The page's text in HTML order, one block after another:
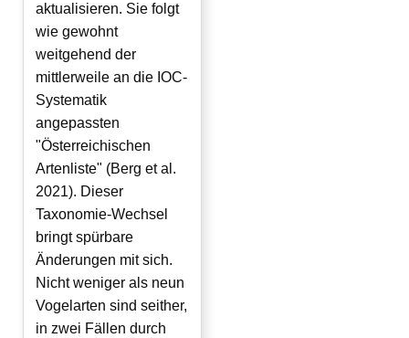
aktualisieren. Sie folgt
wie gewohnt
weitgehend der
mittlerweile an die IOC-
Systematik
angepassten
"Österreichischen
Artenliste" (Berg et al.
2021). Dieser
Taxonomie-Wechsel
bringt spürbare
Änderungen mit sich.
Nicht weniger als neun
Vogelarten sind seither,
in zwei Fällen durch